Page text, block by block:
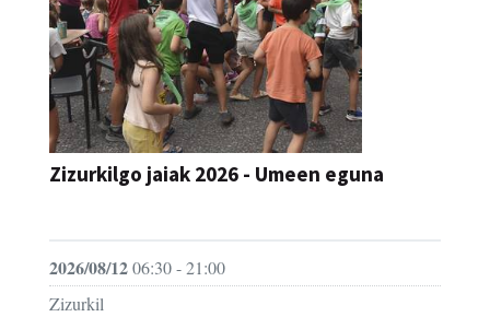
Zizurkilgo jaiak 2026 - Umeen eguna
2026/08/1206:30 - 21:00
Zizurkil